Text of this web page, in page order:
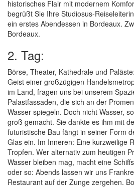
historisches Flair mit modernem
begrüßt Sie Ihre Studiosus-
ein erstes Abendessen in Bordeaux.
Bordeaux.
2. Tag:
Börse, Theater, Kathedrale und
Geist einer großzügigen
im Land, fragen uns bei unserem
Palastfassaden, die sich an der
Wasser spiegeln. Doch nicht Wasser,
groß gemacht. Sie dankte es ihm mit
futuristische Bau fängt in seiner Form
Glas ein. Im Inneren: Eine kurzweilige
Tropfen. Wer alternativ zum heutigen
Wasser bleiben mag, macht eine
oder so: Abends lassen wir uns
Restaurant auf der Zunge zergehen.